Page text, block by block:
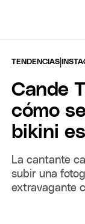
TENDENCIAS |
Cande
cómo
bikini
La cantante
subir una
extravagante